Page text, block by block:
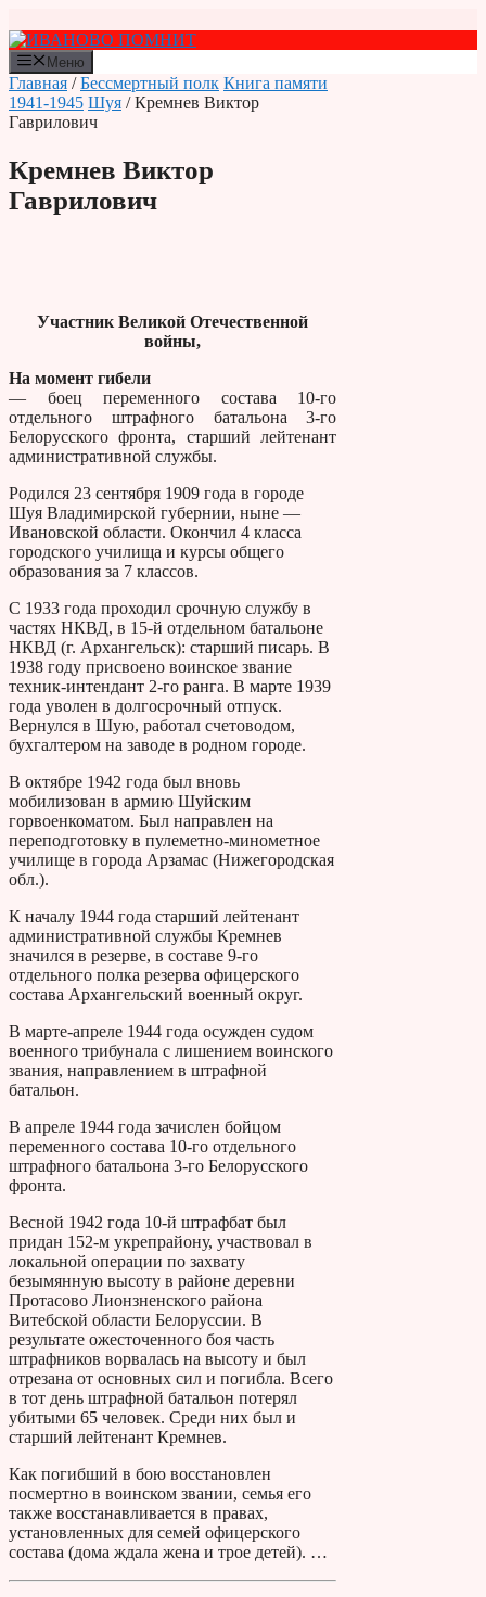
к
содержимому
Меню
Главная /Бессмертный полк Книга памяти
1941-1945 Шуя / Кремнев Виктор
Гаврилович
Кремнев Виктор
Гаврилович
Участник Великой Отечественной
войны,
На момент гибели
— боец переменного состава 10-го
отдельного штрафного батальона 3-го
Белорусского фронта, старший лейтенант
административной службы.
Родился 23 сентября 1909 года в городе
Шуя Владимирской губернии, ныне —
Ивановской области. Окончил 4 класса
городского училища и курсы общего
образования за 7 классов.
С 1933 года проходил срочную службу в
частях НКВД, в 15-й отдельном батальоне
НКВД (г. Архангельск): старший писарь. В
1938 году присвоено воинское звание
техник-интендант 2-го ранга. В марте 1939
года уволен в долгосрочный отпуск.
Вернулся в Шую, работал счетоводом,
бухгалтером на заводе в родном городе.
В октябре 1942 года был вновь
мобилизован в армию Шуйским
горвоенкоматом. Был направлен на
переподготовку в пулеметно-минометное
училище в города Арзамас (Нижегородская
обл.).
К началу 1944 года старший лейтенант
административной службы Кремнев
значился в резерве, в составе 9-го
отдельного полка резерва офицерского
состава Архангельский военный округ.
В марте-апреле 1944 года осужден судом
военного трибунала с лишением воинского
звания, направлением в штрафной
батальон.
В апреле 1944 года зачислен бойцом
переменного состава 10-го отдельного
штрафного батальона 3-го Белорусского
фронта.
Весной 1942 года 10-й штрафбат был
придан 152-м укрепрайону, участвовал в
локальной операции по захвату
безымянную высоту в районе деревни
Протасово Лионзненского района
Витебской области Белоруссии. В
результате ожесточенного боя часть
штрафников ворвалась на высоту и был
отрезана от основных сил и погибла. Всего
в тот день штрафной батальон потерял
убитыми 65 человек. Среди них был и
старший лейтенант Кремнев.
Как погибший в бою восстановлен
посмертно в воинском звании, семья его
также восстанавливается в правах,
установленных для семей офицерского
состава (дома ждала жена и трое детей). …